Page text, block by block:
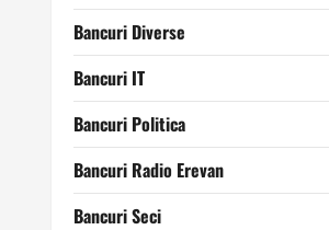
Bancuri Diverse
Bancuri IT
Bancuri Politica
Bancuri Radio Erevan
Bancuri Seci